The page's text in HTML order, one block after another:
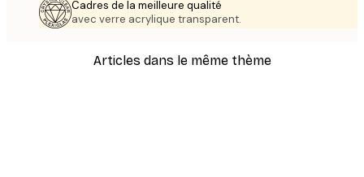
Cadres de la meilleure qualité
avec verre acrylique transparent.
Articles dans le même thème